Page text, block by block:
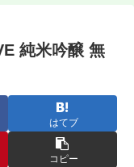
純米吟醸 無
はてブ
コピー